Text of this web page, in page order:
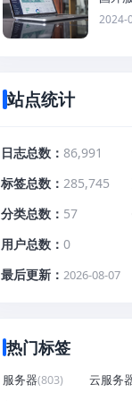
2024-
站点统计
日志总数 86,991
标签总数
285,745
分类总数
57
用户总数
0
最后更新
2026-08-07
热门标签
服务器(803) 云服务